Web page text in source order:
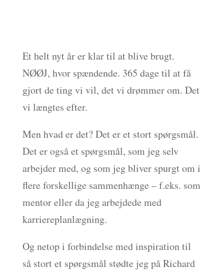
Et helt nyt år er klar til at blive brugt.
NØØJ, hvor spændende. 365 dage til at få
gjort de ting vi vil, det vi drømmer om. Det
vi længtes efter.
Men hvad er det? Det er et stort spørgsmål.
Det er også et spørgsmål, som jeg selv
arbejder med, og som jeg bliver spurgt om i
flere forskellige sammenhænge – f.eks. som
mentor eller da jeg arbejdede med
karriereplanlægning.
Og netop i forbindelse med inspiration til
så stort et spørgsmål stødte jeg på Richard